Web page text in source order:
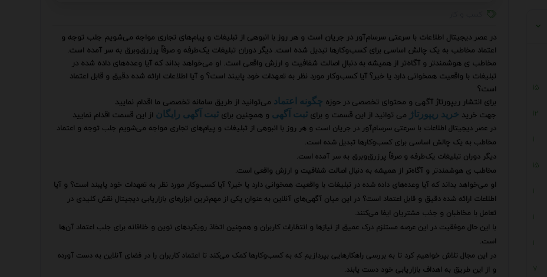
در عصر دیجیتال اطلاعات با سرعتی سرسام‌آور در جریان است و هر روز با انبوهی از تبلیغات و پیام‌های تجاری مواجه می‌شویم جلب توجه و
اعتماد مخاطب به یک چالش اساسی برای کسب‌وکارها تبدیل شده است. دیگر دوران تبلیغات یک‌طرفه و صرفاً پرزرق‌وبرق به سر آمده است.
مخاطب ی هوشمندتر و آگاه‌تر از همیشه به دنبال اصالت شفافیت و ارزش واقعی است. او می‌خواهد بداند که آیا وعده‌های داده شده در
تبلیغات با واقعیت همخوانی دارد یا خیر؟ آیا کسب‌وکار مورد نظر به تعهدات خود پایبند است؟ و آیا اطلاعات ارائه شده دقیق و قابل اعتماد
است؟
برای انتشار ریپورتاژ آگهی و محتوای تخصصی در حوزه چگونه اعتماد می‌توانید از طریق سامانه تخصصی ما اقدام نمایید
جهت خرید خرید ریپورتاژ می توانید از این قسمت و برای ثبت آگهی و همچنین برای ثبت آگهی رایگان از این قسمت اقدام نمایید
در عصر دیجیتال اطلاعات با سرعتی سرسام‌آور در جریان است و هر روز با انبوهی از تبلیغات و پیام‌های تجاری مواجه می‌شویم جلب توجه و اعتماد
مخاطب به یک چالش اساسی برای کسب‌وکارها تبدیل شده است.
دیگر دوران تبلیغات یک‌طرفه و صرفاً پرزرق‌وبرق به سر آمده است.
مخاطب ی هوشمندتر و آگاه‌تر از همیشه به دنبال اصالت شفافیت و ارزش واقعی است.
او می‌خواهد بداند که آیا وعده‌های داده شده در تبلیغات با واقعیت همخوانی دارد یا خیر؟ آیا کسب‌وکار مورد نظر به تعهدات خود پایبند است؟ و آیا
اطلاعات ارائه شده دقیق و قابل اعتماد است؟ در این میان آگهی‌های آنلاین به عنوان یکی از مهم‌ترین ابزارهای بازاریابی دیجیتال نقش کلیدی در
تعامل با مخاطبان و جذب مشتریان ایفا می‌کنند.
با این حال موفقیت در این عرصه مستلزم درک عمیق از نیازها و انتظارات کاربران و همچنین اتخاذ رویکردهای نوین و خلاقانه برای جلب اعتماد آن‌ها
است.
در این مجال تلاش خواهیم کرد تا به بررسی راهکارهایی بپردازیم که به کسب‌وکارها کمک می‌کند تا اعتماد کاربران را در فضای آنلاین به دست آورده
و از این طریق به اهداف بازاریابی خود دست یابند.
15
12
1
15
1
1
1
7